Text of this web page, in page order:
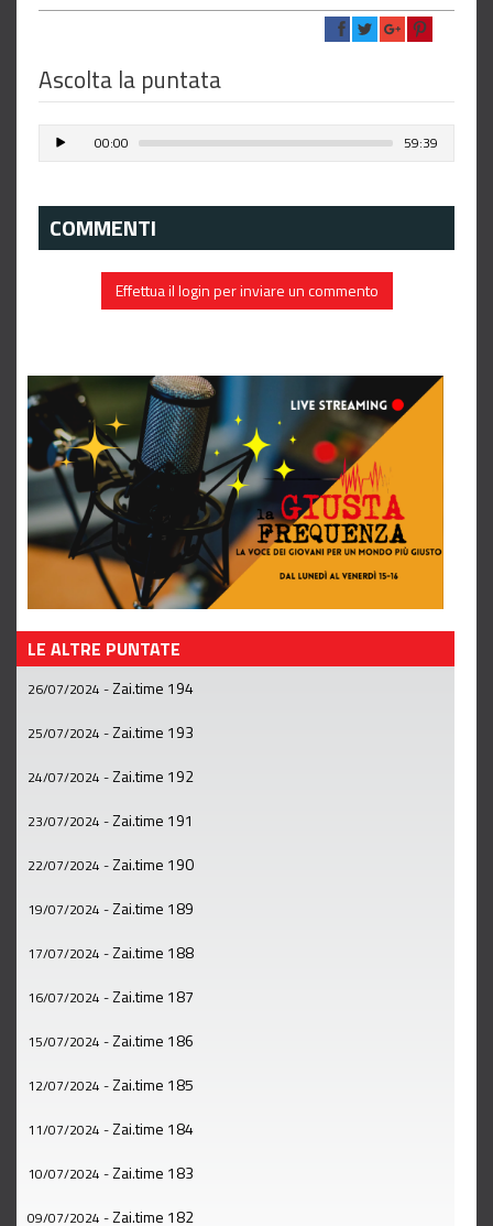
Ascolta la puntata
00:00 59:39
COMMENTI
Effettua il login per inviare un commento
LE ALTRE PUNTATE
26/07/2024 -Zai.time 194
25/07/2024 -Zai.time 193
24/07/2024 -Zai.time 192
23/07/2024 -Zai.time 191
22/07/2024 -Zai.time 190
19/07/2024 -Zai.time 189
17/07/2024 -Zai.time 188
16/07/2024 -Zai.time 187
15/07/2024 -Zai.time 186
12/07/2024 -Zai.time 185
11/07/2024 -Zai.time 184
10/07/2024 -Zai.time 183
09/07/2024 -Zai.time 182